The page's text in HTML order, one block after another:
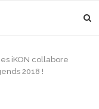
iKON collabore
2018 !